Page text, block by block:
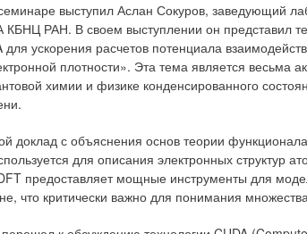
выступил Аслан Сокуров, заведующий
РАН. В своем выступлении он представил
для ускорения расчетов потенциала
плотности». Эта тема является весьма
химии и физике конденсированного
доклад с объяснения основ теории
для описания электронных структур
предоставляет мощные инструменты для
что критически важно для понимания